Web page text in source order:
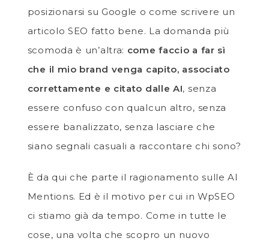
posizionarsi su Google o come scrivere un
articolo SEO fatto bene. La domanda più
scomoda è un’altra: come faccio a far sì
che il mio brand venga capito, associato
correttamente e citato dalle AI, senza
essere confuso con qualcun altro, senza
essere banalizzato, senza lasciare che
siano segnali casuali a raccontare chi sono?
È da qui che parte il ragionamento sulle AI
Mentions. Ed è il motivo per cui in WpSEO
ci stiamo già da tempo. Come in tutte le
cose, una volta che scopro un nuovo